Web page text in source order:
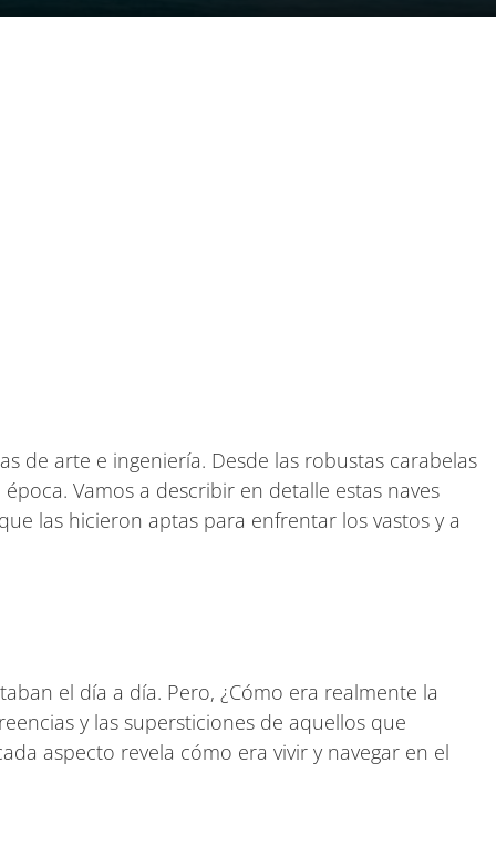
de arte e ingeniería. Desde las robustas carabelas
Vamos a describir en detalle estas naves
las hicieron aptas para enfrentar los vastos y a
el día a día. Pero, ¿Cómo era realmente la
y las supersticiones de aquellos que
aspecto revela cómo era vivir y navegar en el